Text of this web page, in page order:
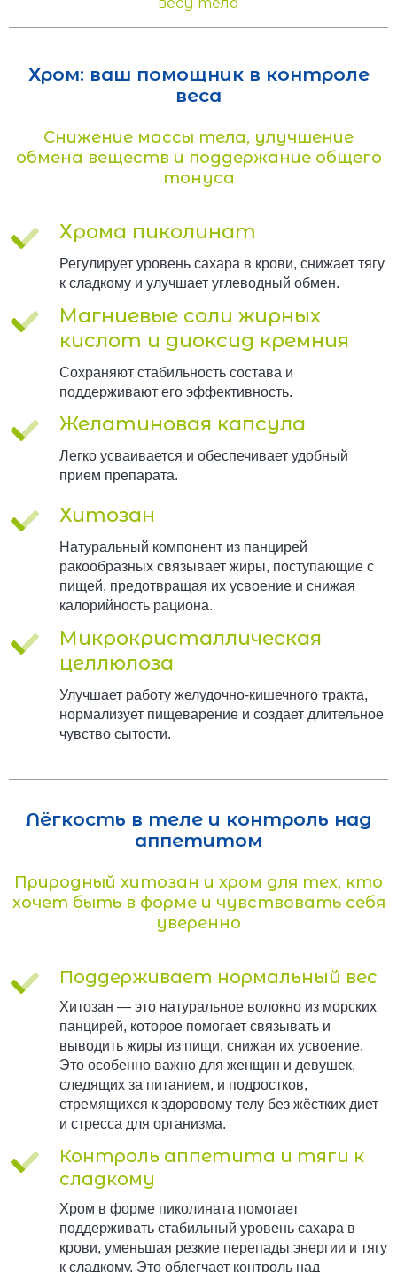
Хром: ваш помощник в контроле
веса
Снижение массы тела, улучшение
обмена веществ и поддержание общего
тонуса
Хрома пиколинат
Регулирует уровень сахара в крови, снижает тягу
к сладкому и улучшает углеводный обмен.
Магниевые соли жирных
кислот и диоксид кремния
Сохраняют стабильность состава и
поддерживают его эффективность.
Желатиновая капсула
Легко усваивается и обеспечивает удобный
прием препарата.
Хитозан
Натуральный компонент из панцирей
ракообразных связывает жиры, поступающие с
пищей, предотвращая их усвоение и снижая
калорийность рациона.
Микрокристаллическая
целлюлоза
Улучшает работу желудочно-кишечного тракта,
нормализует пищеварение и создает длительное
чувство сытости.
Лёгкость в теле и контроль над
аппетитом
Природный хитозан и хром для тех, кто
хочет быть в форме и чувствовать себя
уверенно
Поддерживает нормальный вес
Хитозан — это натуральное волокно из морских
панцирей, которое помогает связывать и
выводить жиры из пищи, снижая их усвоение.
Это особенно важно для женщин и девушек,
следящих за питанием, и подростков,
стремящихся к здоровому телу без жёстких диет
и стресса для организма.
Контроль аппетита и тяги к
сладкому
Хром в форме пиколината помогает
поддерживать стабильный уровень сахара в
крови, уменьшая резкие перепады энергии и тягу
к сладкому. Это облегчает контроль над